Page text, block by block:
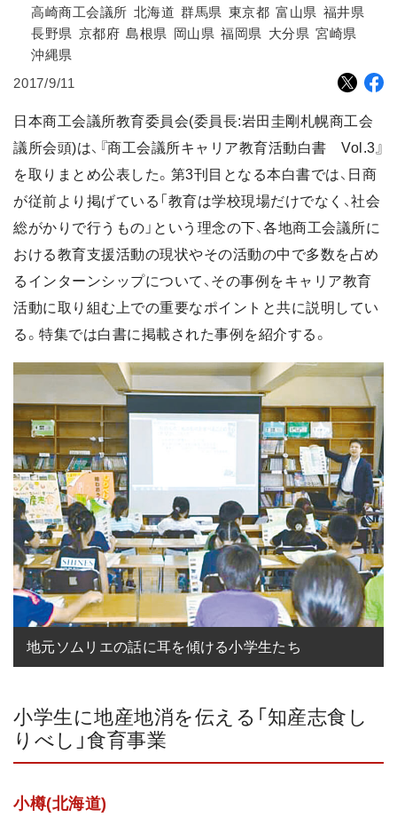
高崎商工会議所 北海道 群馬県 東京都 富山県 福井県
長野県 京都府 島根県 岡山県 福岡県 大分県 宮崎県
沖縄県
2017/9/11
日本商工会議所教育委員会(委員長:岩田圭剛札幌商工会
議所会頭)は、『商工会議所キャリア教育活動白書 Vol.3』
を取りまとめ公表した。第3刊目となる本白書では、日商
が従前より掲げている「教育は学校現場だけでなく、社会
総がかりで行うもの」という理念の下、各地商工会議所に
おける教育支援活動の現状やその活動の中で多数を占め
るインターンシップについて、その事例をキャリア教育
活動に取り組む上での重要なポイントと共に説明してい
る。特集では白書に掲載された事例を紹介する。
地元ソムリエの話に耳を傾ける小学生たち
小学生に地産地消を伝える「知産志食し
りべし」食育事業
小樽(北海道)